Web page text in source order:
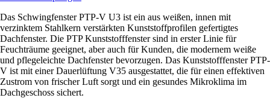
Das Schwingfenster PTP-V U3 ist ein aus weißen, innen mit
verzinktem Stahlkern verstärkten Kunststoffprofilen gefertigtes
Dachfenster. Die PTP Kunststofffenster sind in erster Linie für
Feuchträume geeignet, aber auch für Kunden, die modernem weiße
und pflegeleichte Dachfenster bevorzugen. Das Kunststofffenster PTP-
V ist mit einer Dauerlüftung V35 ausgestattet, die für einen effektiven
Zustrom von frischer Luft sorgt und ein gesundes Mikroklima im
Dachgeschoss sichert.